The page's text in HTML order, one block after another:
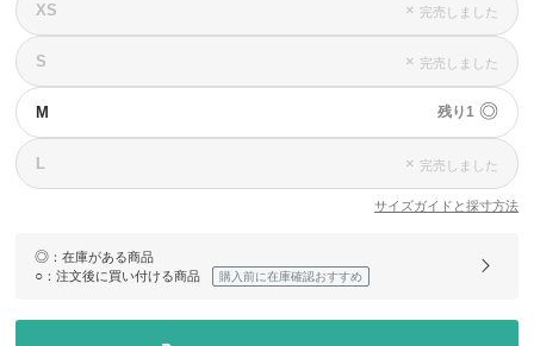
XS × 完売しました
S × 完売しました
M 残り1 ◎
L × 完売しました
サイズガイドと採寸方法
◎ ：在庫がある商品
○ ：注文後に買い付ける商品 購入前に在庫確認おすすめ